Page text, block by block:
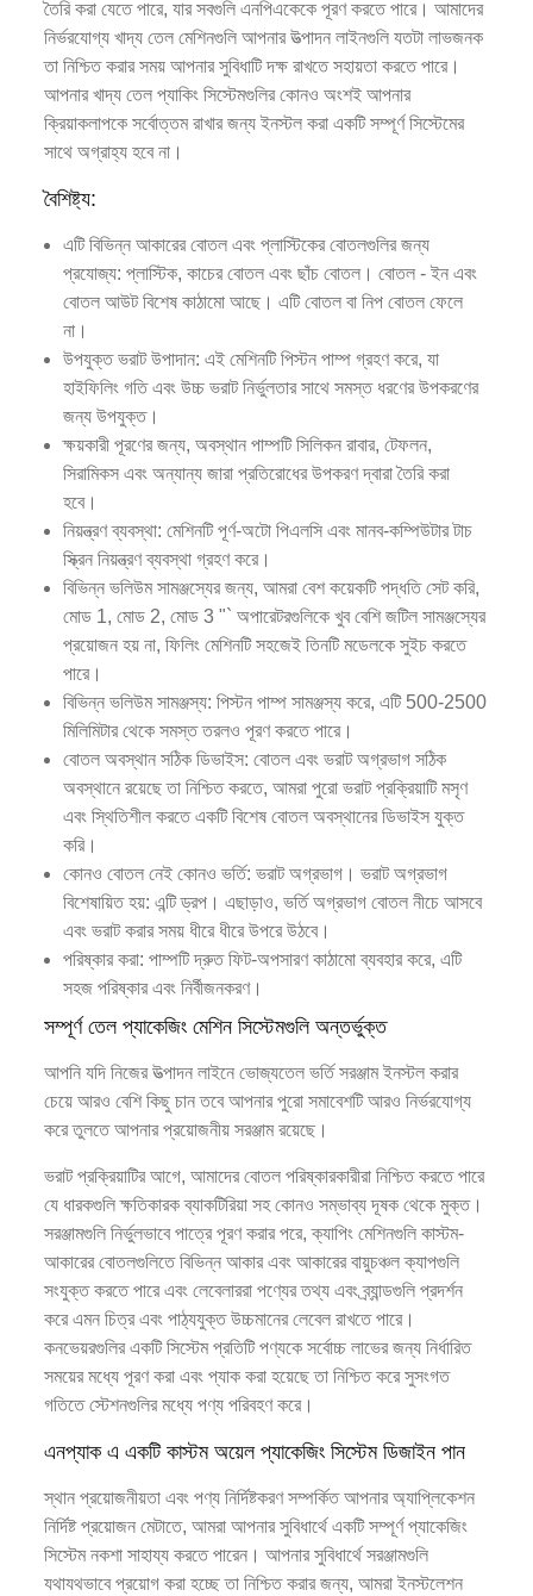
তৈরি করা যেতে পারে, যার সবগুলি এনপিএকেকে পূরণ করতে পারে। আমাদের
নির্ভরযোগ্য খাদ্য তেল মেশিনগুলি আপনার উত্পাদন লাইনগুলি যতটা লাভজনক
তা নিশ্চিত করার সময় আপনার সুবিধাটি দক্ষ রাখতে সহায়তা করতে পারে।
আপনার খাদ্য তেল প্যাকিং সিস্টেমগুলির কোনও অংশই আপনার
ক্রিয়াকলাপকে সর্বোত্তম রাখার জন্য ইনস্টল করা একটি সম্পূর্ণ সিস্টেমের
সাথে অগ্রাহ্য হবে না।
বৈশিষ্ট্য:
এটি বিভিন্ন আকারের বোতল এবং প্লাস্টিকের বোতলগুলির জন্য
প্রযোজ্য: প্লাস্টিক, কাচের বোতল এবং ছাঁচ বোতল। বোতল - ইন এবং
বোতল আউট বিশেষ কাঠামো আছে। এটি বোতল বা নিপ বোতল ফেলে
না।
উপযুক্ত ভরাট উপাদান: এই মেশিনটি পিস্টন পাম্প গ্রহণ করে, যা
হাইফিলিং গতি এবং উচ্চ ভরাট নির্ভুলতার সাথে সমস্ত ধরণের উপকরণের
জন্য উপযুক্ত।
ক্ষয়কারী পূরণের জন্য, অবস্থান পাম্পটি সিলিকন রাবার, টেফলন,
সিরামিকস এবং অন্যান্য জারা প্রতিরোধের উপকরণ দ্বারা তৈরি করা
হবে।
নিয়ন্ত্রণ ব্যবস্থা: মেশিনটি পূর্ণ-অটো পিএলসি এবং মানব-কম্পিউটার টাচ
স্ক্রিন নিয়ন্ত্রণ ব্যবস্থা গ্রহণ করে।
বিভিন্ন ভলিউম সামঞ্জস্যের জন্য, আমরা বেশ কয়েকটি পদ্ধতি সেট করি,
মোড 1, মোড 2, মোড 3 "` অপারেটরগুলিকে খুব বেশি জটিল সামঞ্জস্যের
প্রয়োজন হয় না, ফিলিং মেশিনটি সহজেই তিনটি মডেলকে সুইচ করতে
পারে।
বিভিন্ন ভলিউম সামঞ্জস্য: পিস্টন পাম্প সামঞ্জস্য করে, এটি 500-2500
মিলিমিটার থেকে সমস্ত তরলও পূরণ করতে পারে।
বোতল অবস্থান সঠিক ডিভাইস: বোতল এবং ভরাট অগ্রভাগ সঠিক
অবস্থানে রয়েছে তা নিশ্চিত করতে, আমরা পুরো ভরাট প্রক্রিয়াটি মসৃণ
এবং স্থিতিশীল করতে একটি বিশেষ বোতল অবস্থানের ডিভাইস যুক্ত
করি।
কোনও বোতল নেই কোনও ভর্তি: ভরাট অগ্রভাগ। ভরাট অগ্রভাগ
বিশেষায়িত হয়: এন্টি ড্রপ। এছাড়াও, ভর্তি অগ্রভাগ বোতল নীচে আসবে
এবং ভরাট করার সময় ধীরে ধীরে উপরে উঠবে।
পরিষ্কার করা: পাম্পটি দ্রুত ফিট-অপসারণ কাঠামো ব্যবহার করে, এটি
সহজ পরিষ্কার এবং নির্বীজনকরণ।
সম্পূর্ণ তেল প্যাকেজিং মেশিন সিস্টেমগুলি অন্তর্ভুক্ত
আপনি যদি নিজের উত্পাদন লাইনে ভোজ্যতেল ভর্তি সরঞ্জাম ইনস্টল করার
চেয়ে আরও বেশি কিছু চান তবে আপনার পুরো সমাবেশটি আরও নির্ভরযোগ্য
করে তুলতে আপনার প্রয়োজনীয় সরঞ্জাম রয়েছে।
ভরাট প্রক্রিয়াটির আগে, আমাদের বোতল পরিষ্কারকারীরা নিশ্চিত করতে পারে
যে ধারকগুলি ক্ষতিকারক ব্যাকটিরিয়া সহ কোনও সম্ভাব্য দূষক থেকে মুক্ত।
সরঞ্জামগুলি নির্ভুলভাবে পাত্রে পূরণ করার পরে, ক্যাপিং মেশিনগুলি কাস্টম-
আকারের বোতলগুলিতে বিভিন্ন আকার এবং আকারের বায়ুচঞ্চল ক্যাপগুলি
সংযুক্ত করতে পারে এবং লেবেলাররা পণ্যের তথ্য এবং ব্র্যান্ডগুলি প্রদর্শন
করে এমন চিত্র এবং পাঠ্যযুক্ত উচ্চমানের লেবেল রাখতে পারে।
কনভেয়রগুলির একটি সিস্টেম প্রতিটি পণ্যকে সর্বোচ্চ লাভের জন্য নির্ধারিত
সময়ের মধ্যে পূরণ করা এবং প্যাক করা হয়েছে তা নিশ্চিত করে সুসংগত
গতিতে স্টেশনগুলির মধ্যে পণ্য পরিবহণ করে।
এনপ্যাক এ একটি কাস্টম অয়েল প্যাকেজিং সিস্টেম ডিজাইন পান
স্থান প্রয়োজনীয়তা এবং পণ্য নির্দিষ্টকরণ সম্পর্কিত আপনার অ্যাপ্লিকেশন
নির্দিষ্ট প্রয়োজন মেটাতে, আমরা আপনার সুবিধার্থে একটি সম্পূর্ণ প্যাকেজিং
সিস্টেম নকশা সাহায্য করতে পারেন। আপনার সুবিধার্থে সরঞ্জামগুলি
যথাযথভাবে প্রয়োগ করা হচ্ছে তা নিশ্চিত করার জন্য, আমরা ইনস্টলেশন